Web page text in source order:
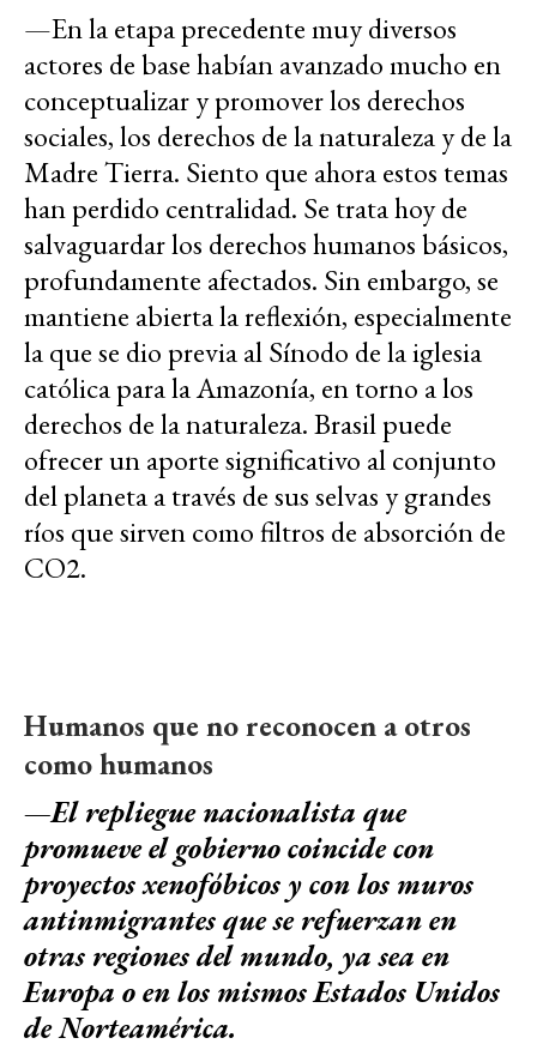
—En la etapa precedente muy diversos
actores de base habían avanzado mucho en
conceptualizar y promover los derechos
sociales, los derechos de la naturaleza y de la
Madre Tierra. Siento que ahora estos temas
han perdido centralidad. Se trata hoy de
salvaguardar los derechos humanos básicos,
profundamente afectados. Sin embargo, se
mantiene abierta la reflexión, especialmente
la que se dio previa al Sínodo de la iglesia
católica para la Amazonía, en torno a los
derechos de la naturaleza. Brasil puede
ofrecer un aporte significativo al conjunto
del planeta a través de sus selvas y grandes
ríos que sirven como filtros de absorción de
CO2.
Humanos que no reconocen a otros
como humanos
—El repliegue nacionalista que
promueve el gobierno coincide con
proyectos xenofóbicos y con los muros
antinmigrantes que se refuerzan en
otras regiones del mundo, ya sea en
Europa o en los mismos Estados Unidos
de Norteamérica.